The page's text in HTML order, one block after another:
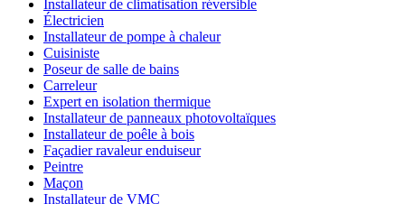
Installateur de climatisation réversible
Électricien
Installateur de pompe à chaleur
Cuisiniste
Poseur de salle de bains
Carreleur
Expert en isolation thermique
Installateur de panneaux photovoltaïques
Installateur de poêle à bois
Façadier ravaleur enduiseur
Peintre
Maçon
Installateur de VMC